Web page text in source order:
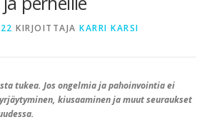
KIRJOITTAJA KARRI KARSI
tukea. Jos ongelmia ja pahoinvointia ei
kiusaaminen ja muut seuraukset